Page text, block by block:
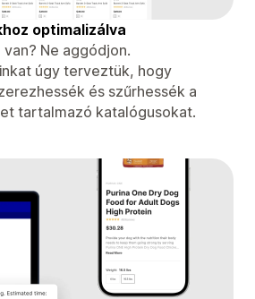
optimalizálva
Ne aggódjon.
úgy terveztük, hogy
és szűrhessék a
tartalmazó katalógusokat.